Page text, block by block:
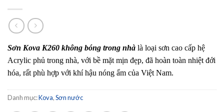
Sơn Kova K260 không bóng trong nhà là loại sơn cao cấp hệ
Acrylic phủ trong nhà, với bề mặt mịn đẹp, đã hoàn toàn nhiệt đới
hóa, rất phù hợp với khí hậu nóng ẩm của Việt Nam.
Danh mục:Kova,Sơn nước